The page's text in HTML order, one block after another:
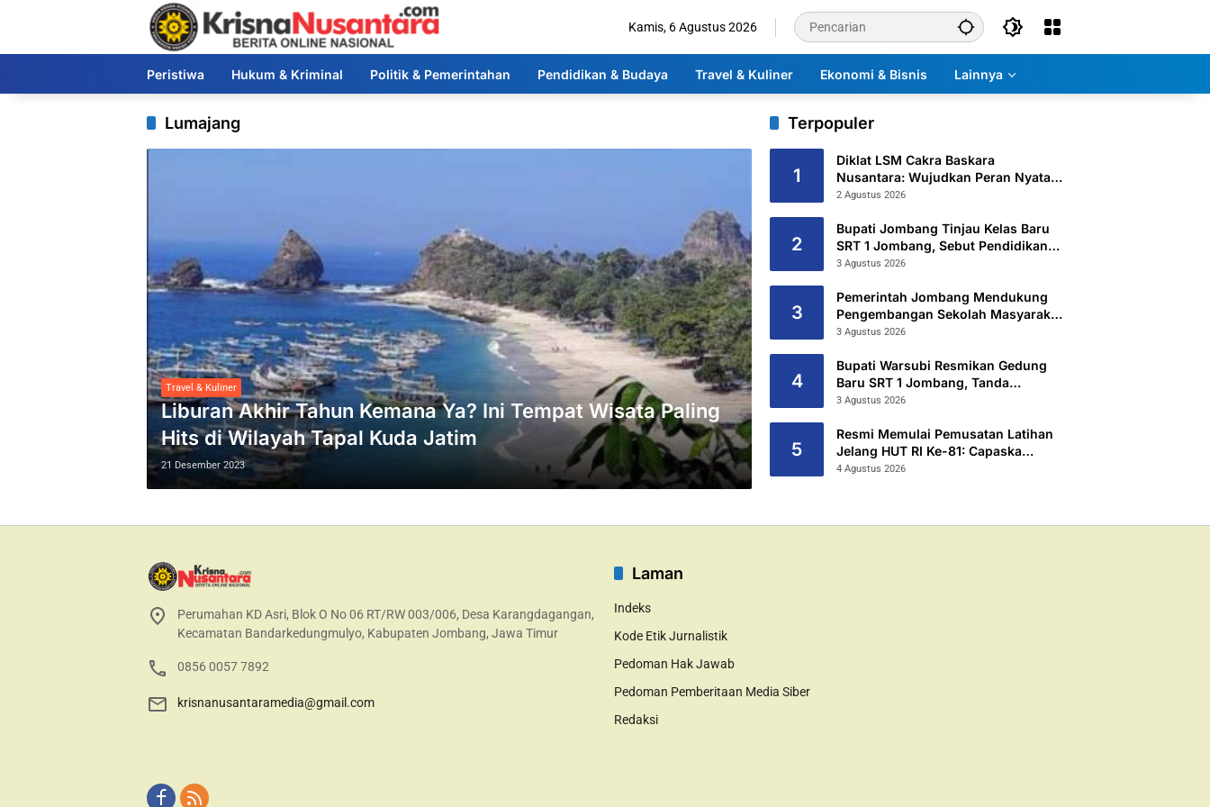
Kamis, 6 Agustus 2026
Peristiwa Hukum & Kriminal Politik & Pemerintahan Pendidikan & Budaya Travel & Kuliner Ekonomi & Bisnis Lainnya
Lumajang
Travel & Kuliner
Liburan Akhir Tahun Kemana Ya? Ini Tempat Wisata Paling
Hits di Wilayah Tapal Kuda Jatim
21 Desember 2023
Terpopuler
1
Diklat LSM Cakra Baskara
Nusantara: Wujudkan Peran Nyata
untuk Masyarakat
2 Agustus 2026
2
Bupati Jombang Tinjau Kelas Baru
SRT 1 Jombang, Sebut Pendidikan
Gratis Beri Harapan Baru
3 Agustus 2026
3
Pemerintah Jombang Mendukung
Pengembangan Sekolah Masyarakat
Yang Kurang Mampu Hingga
Rakyat Terintegritas 1 Jombang
3 Agustus 2026
4
Bupati Warsubi Resmikan Gedung
Baru SRT 1 Jombang, Tanda
Dimulainya MPLS Tahun Ajaran
3 Agustus 2026
5
Resmi Memulai Pemusatan Latihan
Jelang HUT RI Ke-81: Capaska
Jombang 2026 “Mahesa Rakta
4 Agustus 2026
Perumahan KD Asri, Blok O No 06 RT/RW 003/006, Desa Karangdagangan,
Kecamatan Bandarkedungmulyo, Kabupaten Jombang, Jawa Timur
0856 0057 7892
krisnanusantaramedia@gmail.com
Laman
Indeks
Kode Etik Jurnalistik
Pedoman Hak Jawab
Pedoman Pemberitaan Media Siber
Redaksi